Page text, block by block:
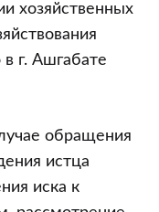
хозяйственных
в г. Ашгабате
обращения
истца
иска к